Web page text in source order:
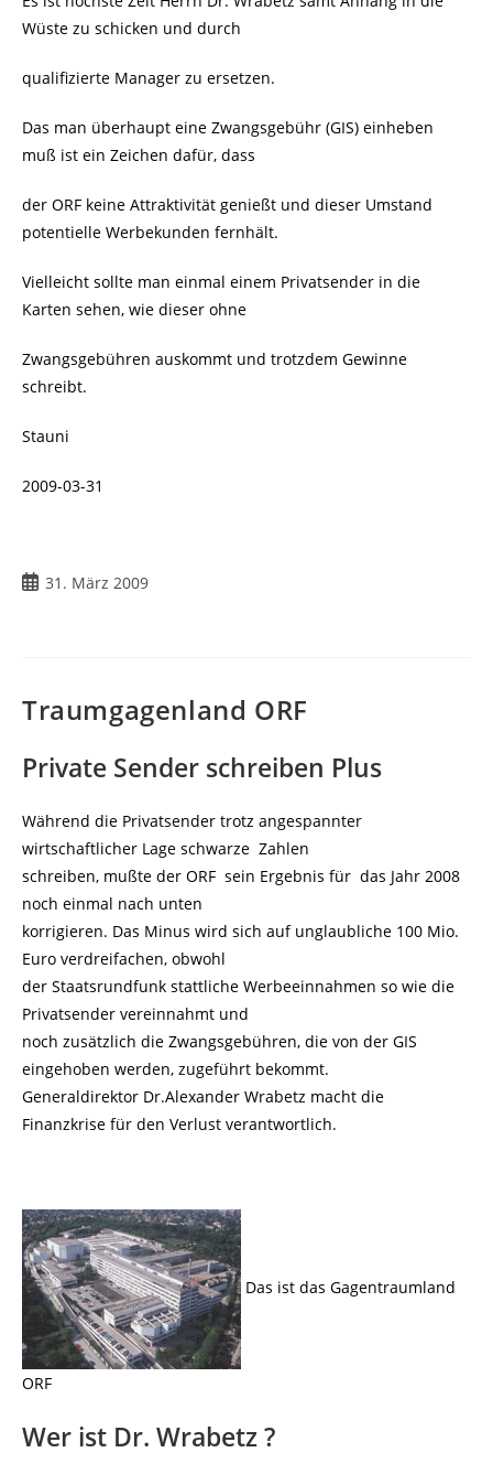
Wüste zu schicken und durch
qualifizierte Manager zu ersetzen.
Das man überhaupt eine Zwangsgebühr (GIS) einheben
muß ist ein Zeichen dafür, dass
der ORF keine Attraktivität genießt und dieser Umstand
potentielle Werbekunden fernhält.
Vielleicht sollte man einmal einem Privatsender in die
Karten sehen, wie dieser ohne
Zwangsgebühren auskommt und trotzdem Gewinne
schreibt.
Stauni
2009-03-31
Beitrag
31. März 2009
Traumgagenland ORF
Private Sender schreiben Plus
Während die Privatsender trotz angespannter
wirtschaftlicher Lage schwarze Zahlen
schreiben, mußte der ORF sein Ergebnis für das Jahr 2008
noch einmal nach unten
korrigieren. Das Minus wird sich auf unglaubliche 100 Mio.
Euro verdreifachen, obwohl
der Staatsrundfunk stattliche Werbeeinnahmen so wie die
Privatsender vereinnahmt und
noch zusätzlich die Zwangsgebühren, die von der GIS
eingehoben werden, zugeführt bekommt.
Generaldirektor Dr.Alexander Wrabetz macht die
Finanzkrise für den Verlust verantwortlich.
Das ist das Gagentraumland
ORF
Wer ist Dr. Wrabetz ?